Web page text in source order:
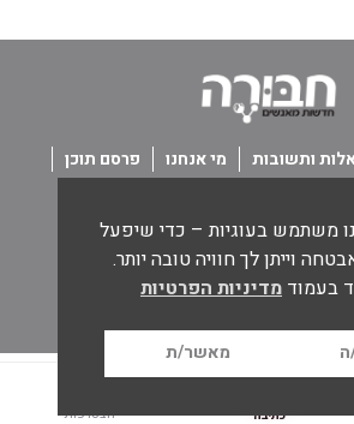
כתיבה הצטרפות
משתמש בעוגיות – כדי שיפעל
וייתן לך חוויה טובה יותר.
בעמוד מדיניות הפרטיות
מאשר/ת
ותשובות מי אנחנו
פרסם תוכן
שמורות חבורה - חדשות מאנשים